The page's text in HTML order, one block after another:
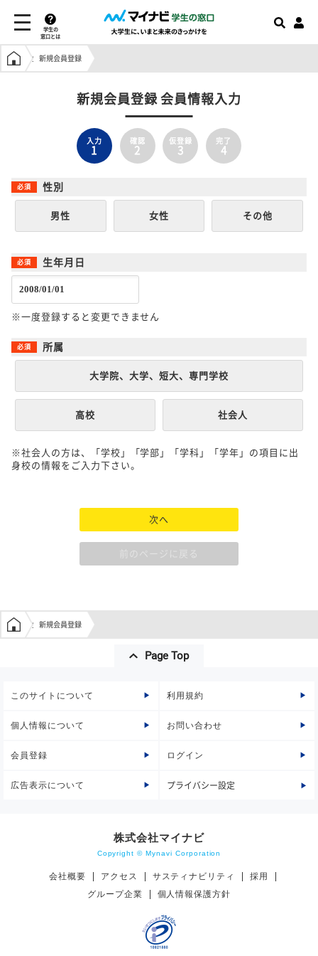
学生の
窓口とは
学生の窓口トップ
新規会員登録
新規会員登録 会員情報入力
入力
1
確認
2
仮登録
3
完了
4
性別
男性 女性 その他
生年月日
※一度登録すると変更できません
所属
大学院、大学、短大、専門学校
高校 社会人
※社会人の方は、「学校」「学部」「学科」「学年」の項目に出
身校の情報をご入力下さい。
次へ
前のページに戻る
学生の窓口トップ
新規会員登録
Page Top
このサイトについて 利用規約
個人情報について お問い合わせ
会員登録 ログイン
広告表示について プライバシー設定
株式会社マイナビ
Copyright © Mynavi Corporation
会社概要 アクセス サスティナビリティ
採用
グループ企業
個人情報保護方針